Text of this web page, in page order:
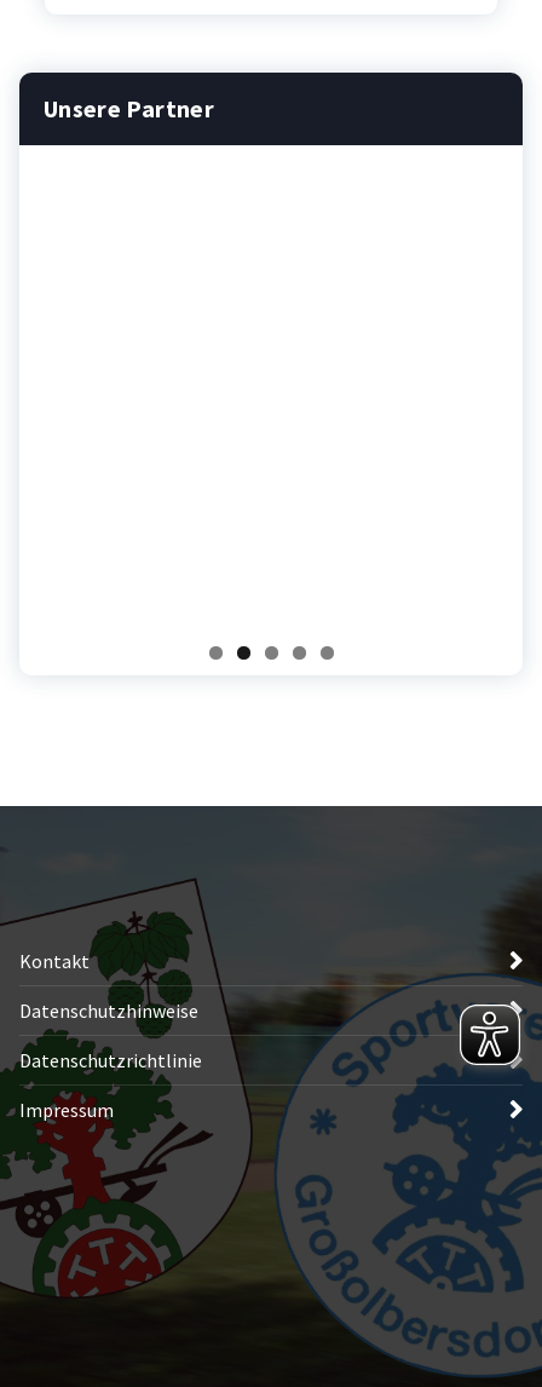
Unsere Partner
Kontakt
Datenschutzhinweise
Datenschutzrichtlinie
Impressum